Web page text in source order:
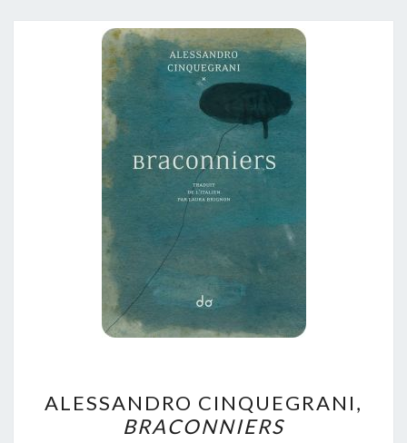
CINQUEGRANI,
BRACONNIERS
ALESSANDRO CINQUEGRANI,
BRACONNIERS